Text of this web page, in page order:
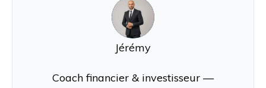
J
Jérémy
Coach financier & investisseur —